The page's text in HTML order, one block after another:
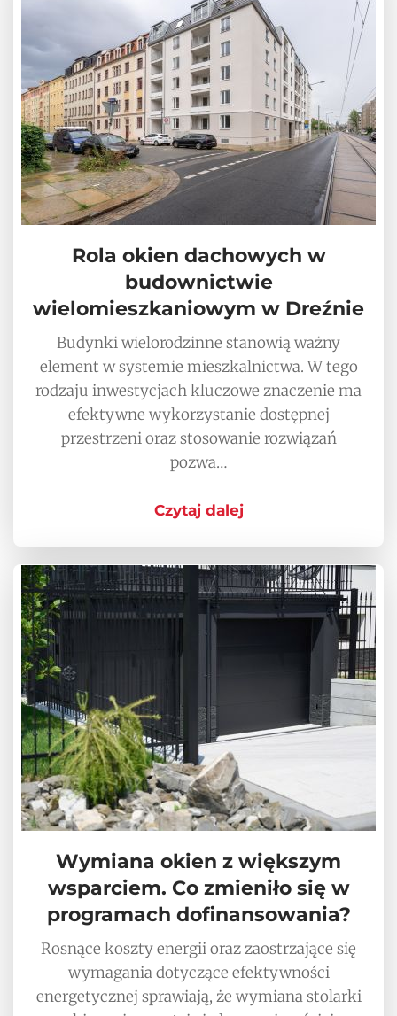
Rola okien dachowych w
budownictwie
wielomieszkaniowym w Dreźnie
Budynki wielorodzinne stanowią ważny
element w systemie mieszkalnictwa. W tego
rodzaju inwestycjach kluczowe znaczenie ma
efektywne wykorzystanie dostępnej
przestrzeni oraz stosowanie rozwiązań
pozwa…
Czytaj dalej
Wymiana okien z większym
wsparciem. Co zmieniło się w
programach dofinansowania?
Rosnące koszty energii oraz zaostrzające się
wymagania dotyczące efektywności
energetycznej sprawiają, że wymiana stolarki